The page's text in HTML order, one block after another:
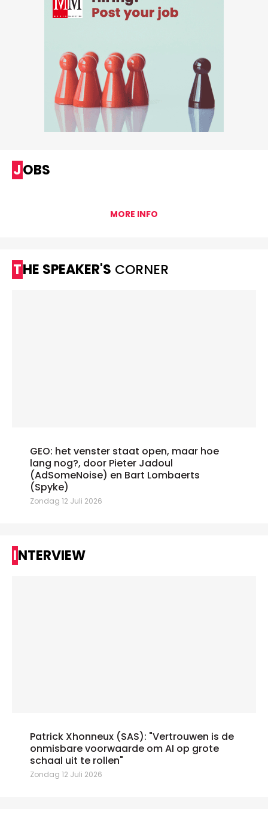
JOBS
MORE INFO
THE SPEAKER'S CORNER
GEO: het venster staat open, maar hoe
lang nog?, door Pieter Jadoul
(AdSomeNoise) en Bart Lombaerts
(Spyke)
Zondag 12 Juli 2026
INTERVIEW
Patrick Xhonneux (SAS): "Vertrouwen is de
onmisbare voorwaarde om AI op grote
schaal uit te rollen"
Zondag 12 Juli 2026